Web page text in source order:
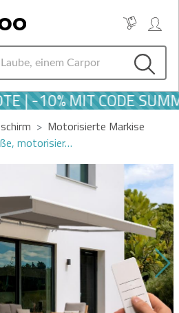
-10% MIT CODE
Motorisierte Markise
motorisier…